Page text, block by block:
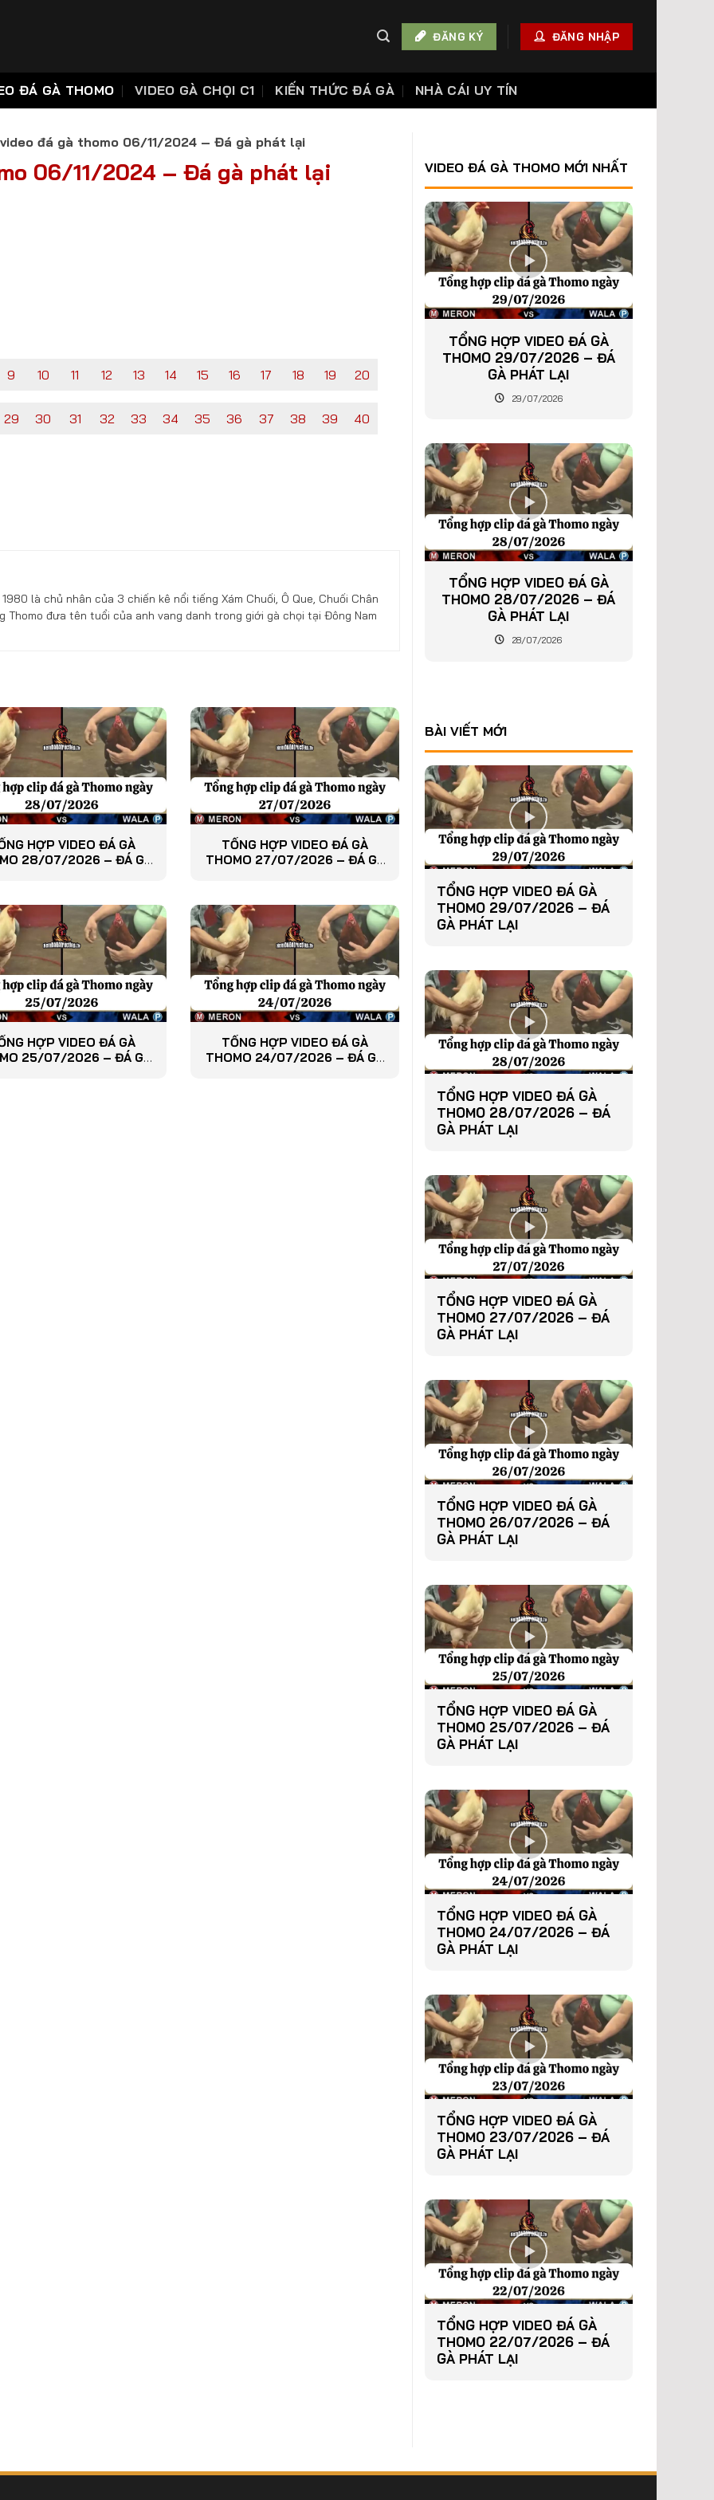
ĐĂNG KÝ ĐĂNG NHẬP
ĐÁ GÀ THOMO VIDEO GÀ CHỌI C1 KIẾN THỨC ĐÁ GÀ NHÀ CÁI UY TÍN
đá gà thomo 06/11/2024 – Đá gà phát lại
06/11/2024 – Đá gà phát lại
9 10 11 12 13 14 15 16 17 18 19 20
29 30 31 32 33 34 35 36 37 38 39 40
là chủ nhân của 3 chiến kê nổi tiếng Xám Chuối, Ô Que, Chuối Chân
Thomo đưa tên tuổi của anh vang danh trong giới gà chọi tại Đông Nam
HỢP VIDEO ĐÁ GÀ
28/07/2026 – ĐÁ GÀ
TỔNG HỢP VIDEO ĐÁ GÀ
THOMO 27/07/2026 – ĐÁ GÀ
HỢP VIDEO ĐÁ GÀ
25/07/2026 – ĐÁ GÀ
TỔNG HỢP VIDEO ĐÁ GÀ
THOMO 24/07/2026 – ĐÁ GÀ
VIDEO ĐÁ GÀ THOMO MỚI NHẤT
TỔNG HỢP VIDEO ĐÁ GÀ
THOMO 29/07/2026 – ĐÁ
GÀ PHÁT LẠI
29/07/2026
TỔNG HỢP VIDEO ĐÁ GÀ
THOMO 28/07/2026 – ĐÁ
GÀ PHÁT LẠI
28/07/2026
BÀI VIẾT MỚI
TỔNG HỢP VIDEO ĐÁ GÀ
THOMO 29/07/2026 – ĐÁ
GÀ PHÁT LẠI
TỔNG HỢP VIDEO ĐÁ GÀ
THOMO 28/07/2026 – ĐÁ
GÀ PHÁT LẠI
TỔNG HỢP VIDEO ĐÁ GÀ
THOMO 27/07/2026 – ĐÁ
GÀ PHÁT LẠI
TỔNG HỢP VIDEO ĐÁ GÀ
THOMO 26/07/2026 – ĐÁ
GÀ PHÁT LẠI
TỔNG HỢP VIDEO ĐÁ GÀ
THOMO 25/07/2026 – ĐÁ
GÀ PHÁT LẠI
TỔNG HỢP VIDEO ĐÁ GÀ
THOMO 24/07/2026 – ĐÁ
GÀ PHÁT LẠI
TỔNG HỢP VIDEO ĐÁ GÀ
THOMO 23/07/2026 – ĐÁ
GÀ PHÁT LẠI
TỔNG HỢP VIDEO ĐÁ GÀ
THOMO 22/07/2026 – ĐÁ
GÀ PHÁT LẠI